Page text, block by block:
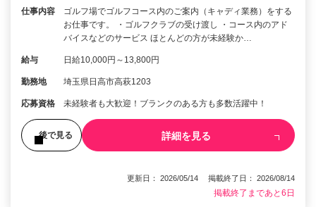
仕事内容
ゴルフ場でゴルフコース内のご案内（キャディ業務）をする
お仕事です。 ・ゴルフクラブの受け渡し ・コース内のアド
バイスなどのサービス ほとんどの方が未経験か…
給与 日給10,000円～13,800円
勤務地 埼玉県日高市高萩1203
応募資格 未経験者も大歓迎！ブランクのある方も多数活躍中！
後で見る 詳細を見る
更新日： 2026/05/14 掲載終了日： 2026/08/14
掲載終了まであと6日